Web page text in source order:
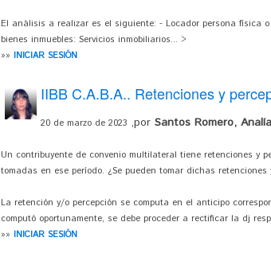
El análisis a realizar es el siguiente: - Locador persona física
bienes inmuebles: Servicios inmobiliarios... >
»» INICIAR SESIÓN
IIBB C.A.B.A.. Retenciones y
20 de marzo de 2023 ,por Santos Romero, Analía
Un contribuyente de convenio multilateral tiene retenciones y
tomadas en ese período. ¿Se pueden tomar dichas
La retención y/o percepción se computa en el anticipo
computó oportunamente, se debe proceder a rectificar la dj
»» INICIAR SESIÓN